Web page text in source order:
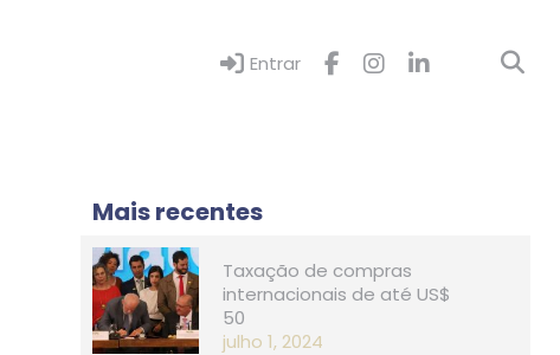
Entrar
Mais recentes
Taxação de compras
internacionais de até US$
50
julho 1, 2024